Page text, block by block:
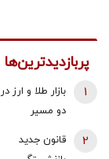
پربازدیدترین‌ها
بازار طلا و ارز در
دو مسیر
عقب نشست،
1
قانون جدید
2